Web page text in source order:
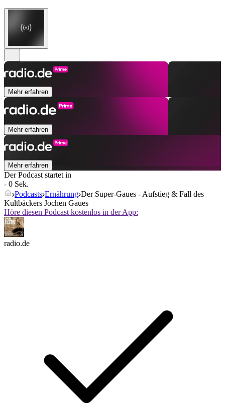
Mehr erfahren
Mehr erfahren
Mehr erfahren
Der Podcast startet in
- 0 Sek.
Podcasts Ernährung Der Super-Gaues - Aufstieg & Fall des
Kultbäckers Jochen Gaues
Höre diesen Podcast kostenlos in der App:
radio.de